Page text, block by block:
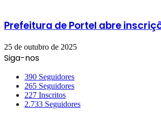
Prefeitura de Portel abre
25 de outubro de 2025
Siga-nos
390 Seguidores
265 Seguidores
227 Inscritos
2.733 Seguidores